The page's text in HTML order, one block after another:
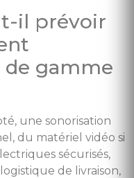
il prévoir
de gamme
une sonorisation
du matériel vidéo si
sécurisés,
de livraison,